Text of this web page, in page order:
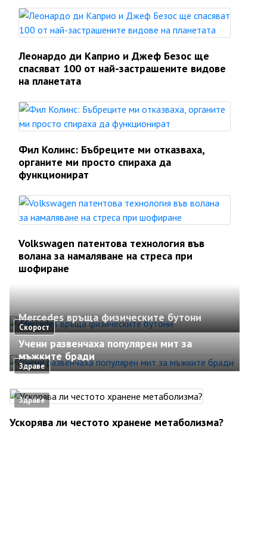
Леонардо ди Каприо и Джеф Безос ще
спасяват 100 от най-застрашените видове
на планетата
Фил Колинс: Бъбреците ми отказваха,
органите ми просто спираха да
функционират
Volkswagen патентова технология във
волана за намаляване на стреса при
шофиране
Скорост
Mercedes връща физическите бутони
Здраве
Учени развенчаха популярен мит за
мъжките бради
Здраве
Ускорява ли честото хранене метаболизма?